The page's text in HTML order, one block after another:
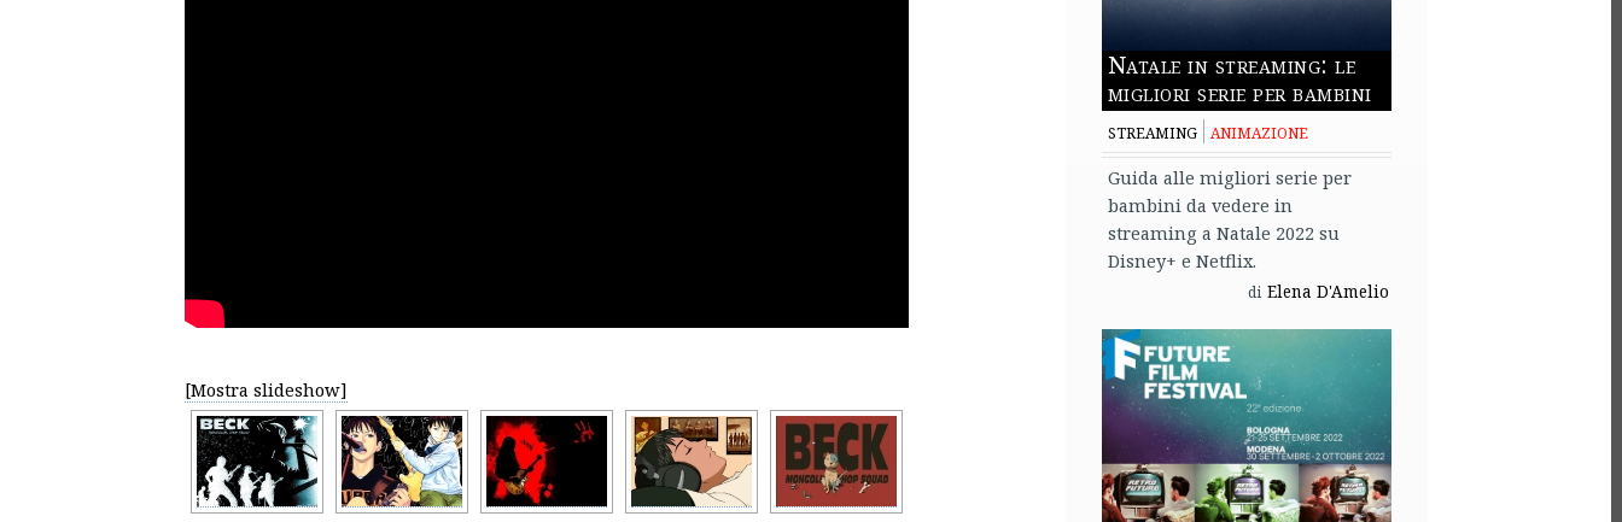
[Mostra slideshow]
Natale in streaming: le
migliori serie per bambini
STREAMING ANIMAZIONE
Guida alle migliori serie per
bambini da vedere in
streaming a Natale 2022 su
Disney+ e Netflix.
di Elena D'Amelio